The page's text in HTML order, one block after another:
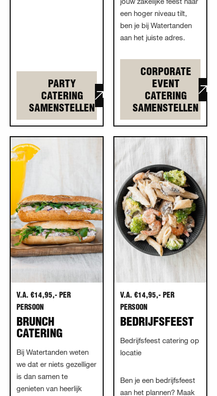
PARTY
CATERING
SAMENSTELLEN
een hoger niveau tilt,
ben je bij Watertanden
aan het juiste adres.
CORPORATE
EVENT
CATERING
SAMENSTELLEN
V.A. €14,95,- PER
PERSOON
BRUNCH
CATERING
Bij Watertanden weten
we dat er niets gezelliger
is dan samen te
genieten van heerlijk
Lees meer overBrunch
catering
V.A. €14,95,- PER
PERSOON
BEDRIJFSFEEST
Bedrijfsfeest catering op
locatie
Ben je een bedrijfsfeest
aan het plannen? Maak
Lees meer overBedrijfsfeest